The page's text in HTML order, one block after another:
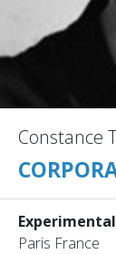
Constance
Paris France